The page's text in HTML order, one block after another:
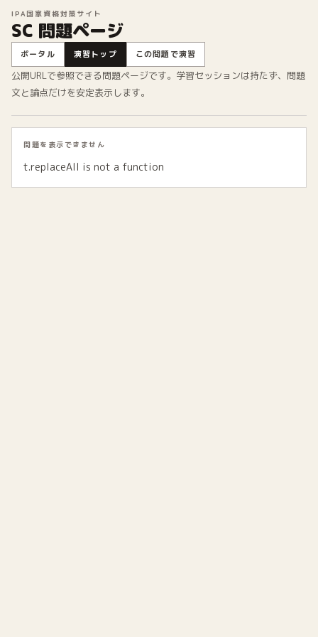
IPA国家資格対策サイト
SC 問題ページ
ポータル 演習トップ この問題で演習
公開URLで参照できる問題ページです。学習セッションは持たず、問題
文と論点だけを安定表示します。
問題を表示できません
t.replaceAll is not a function